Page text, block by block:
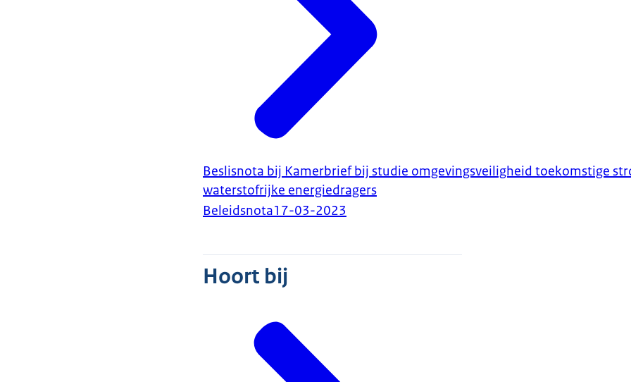
Beslisnota bij Kamerbrief bij studie omgevingsveiligheid toekomstige
waterstofrijke energiedragers
Beleidsnota17-03-2023
Hoort bij